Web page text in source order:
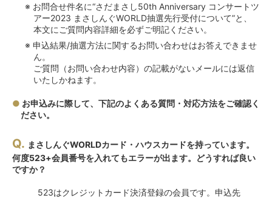
お問合せ件名に“さだまさし50th Anniversary コンサートツ
アー2023 まさしんぐWORLD抽選先行受付について”と、
本文にご質問内容詳細を必ずご明記ください。
申込結果/抽選方法に関するお問い合わせはお答えできませ
ん。
ご質問（お問い合わせ内容）の記載がないメールには返信
いたしかねます。
お申込みに際して、下記のよくある質問・対応方法をご確認く
ださい。
Q. まさしんぐWORLDカード・ハウスカードを持っています。
何度523+会員番号を入れてもエラーが出ます。どうすれば良い
ですか？
523はクレジットカード決済登録の会員です。申込先